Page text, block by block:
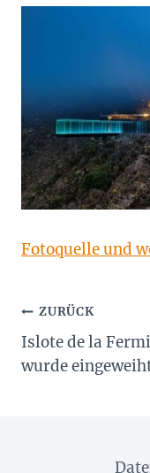
Fotoquelle und
ZURÜCK
Islote de la
wurde